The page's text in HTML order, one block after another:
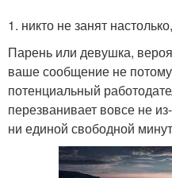
1. никто не занят
Парень или девушка,
ваше сообщение не
потенциальный
перезванивает вовсе не
ни единой свободной